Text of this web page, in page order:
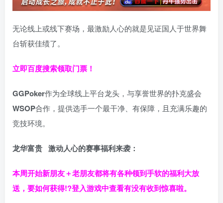
无论线上或线下赛场，最激励人心的就是见证国人于世界舞
台斩获佳绩了。
立即百度搜索领取门票！
GGPoker作为全球线上平台龙头，与享誉世界的扑克盛会
WSOP合作，提供选手一个最干净、有保障，且充满乐趣的
竞技环境。
龙华富贵 激动人心的赛事福利来袭：
本周开始新朋友＋老朋友都将有各种领到手软的福利大放
送，要如何获得!?登入游戏中查看有没有收到惊喜啦。